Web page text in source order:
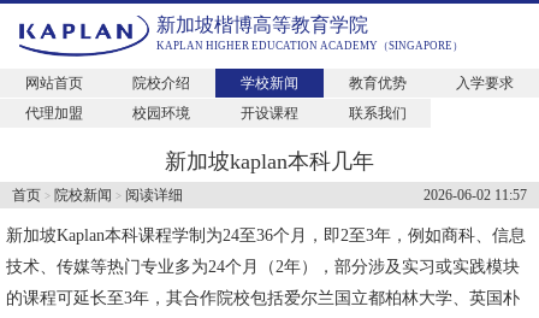
新加坡楷博高等教育学院
KAPLAN HIGHER EDUCATION ACADEMY（SINGAPORE）
网站首页 院校介绍 学校新闻 教育优势
入学要求
代理加盟
校园环境 开设课程 联系我们
新加坡kaplan本科几年
2026-06-02 11:57
首页 > 院校新闻 > 阅读详细
新加坡Kaplan本科课程学制为24至36个月，即2至3年，例如商科、信息
技术、传媒等热门专业多为24个月（2年），部分涉及实习或实践模块
的课程可延长至3年，其合作院校包括爱尔兰国立都柏林大学、英国朴